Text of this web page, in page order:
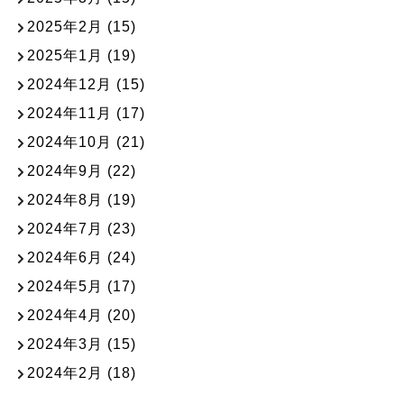
2025年2月 (15)
2025年1月 (19)
2024年12月 (15)
2024年11月 (17)
2024年10月 (21)
2024年9月 (22)
2024年8月 (19)
2024年7月 (23)
2024年6月 (24)
2024年5月 (17)
2024年4月 (20)
2024年3月 (15)
2024年2月 (18)